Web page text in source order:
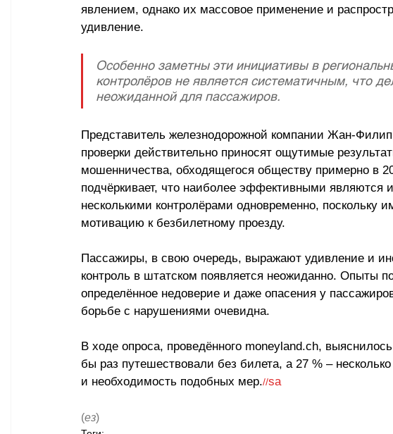
явлением, однако их массовое применение и
удивление.
Особенно заметны эти инициативы в
контролёров не является систематичным, что
неожиданной для пассажиров.
Представитель железнодорожной компании Жан-
проверки действительно приносят ощутимые
мошенничества, обходящегося обществу примерно в
подчёркивает, что наиболее эффективными являются
несколькими контролёрами одновременно, поскольку
мотивацию к безбилетному проезду.
Пассажиры, в свою очередь, выражают удивление и
контроль в штатском появляется неожиданно. Опыты
определённое недоверие и даже опасения у
борьбе с нарушениями очевидна.
В ходе опроса, проведённого moneyland.ch,
бы раз путешествовали без билета, а 27 % – несколько
и необходимость подобных мер.//sa
(ез)